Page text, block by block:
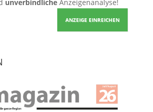
unverbindlicheAnzeigenanalyse!
ANZEIGE EINREICHEN